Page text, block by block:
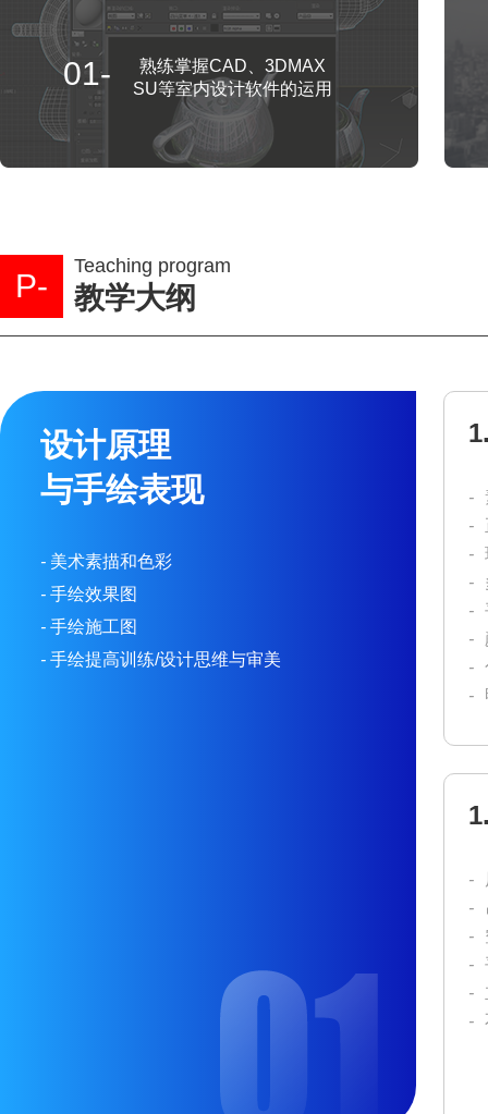
01-
熟练掌握CAD、3DMAX
SU等室内设计软件的运用
P-
Teaching program
教学大纲
设计原理
与手绘表现
- 美术素描和色彩
- 手绘效果图
- 手绘施工图
- 手绘提高训练/设计思维与审美
-
-
-
-
-
-
-
-
-
-
-
-
-
-